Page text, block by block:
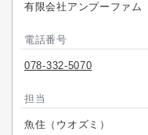
有限会社アンプーファム
電話番号
078-332-5070
担当
魚住（ウオズミ）